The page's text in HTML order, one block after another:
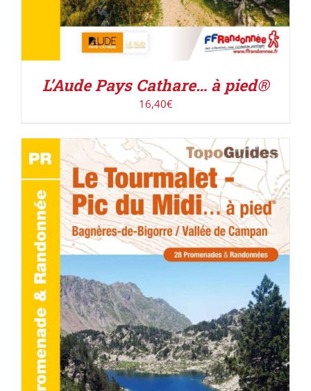
L’Aude Pays Cathare… à pied®
16,40€
ACHETER LE PRODUIT / DÉTAILS